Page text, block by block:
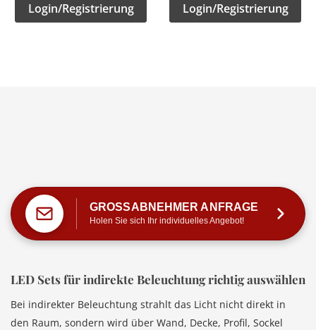
Login/Registrierung Login/Registrierung
GROSSABNEHMER ANFRAGE
Holen Sie sich Ihr individuelles Angebot!
LED Sets für indirekte Beleuchtung richtig auswählen
Bei indirekter Beleuchtung strahlt das Licht nicht direkt in
den Raum, sondern wird über Wand, Decke, Profil, Sockel